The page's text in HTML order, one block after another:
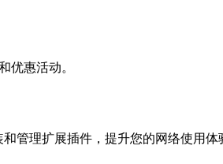
优惠活动。
管理扩展插件，提升您的网络使用体